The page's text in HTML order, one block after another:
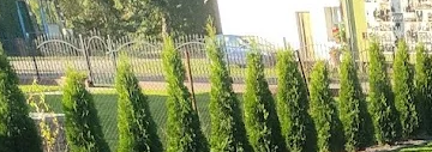
Krawężniki czyli obrzeża w naszym
ogrodzie
Krawężniki ogrodowe to element, o